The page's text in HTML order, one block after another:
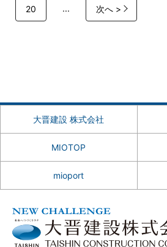
20 ... 次へ >
大晋建設 株式会社
MIOTOP
mioport